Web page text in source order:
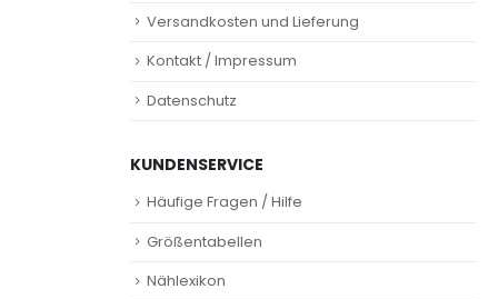
Versandkosten und Lieferung
Kontakt / Impressum
Datenschutz
KUNDENSERVICE
Häufige Fragen / Hilfe
Größentabellen
Nählexikon